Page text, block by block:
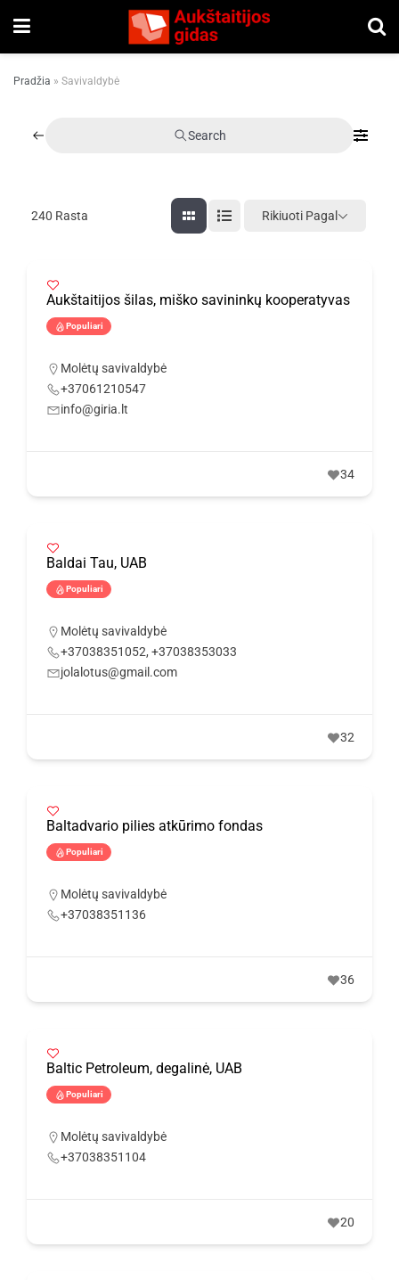
Pradžia » Savivaldybė
Search
240 Rasta Rikiuoti Pagal
Aukštaitijos šilas, miško savininkų kooperatyvas
Populiari
Molėtų savivaldybė
+37061210547
info@giria.lt
34
Baldai Tau, UAB
Populiari
Molėtų savivaldybė
+37038351052, +37038353033
jolalotus@gmail.com
32
Baltadvario pilies atkūrimo fondas
Populiari
Molėtų savivaldybė
+37038351136
36
Baltic Petroleum, degalinė, UAB
Populiari
Molėtų savivaldybė
+37038351104
20